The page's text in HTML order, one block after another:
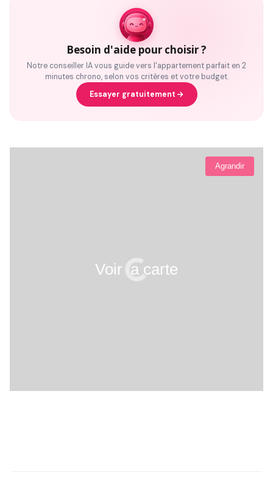
Besoin d'aide pour choisir ?
Notre conseiller IA vous guide vers l'appartement parfait en 2
minutes chrono, selon vos critères et votre budget.
Essayer gratuitement
Voir la carte
Agrandir